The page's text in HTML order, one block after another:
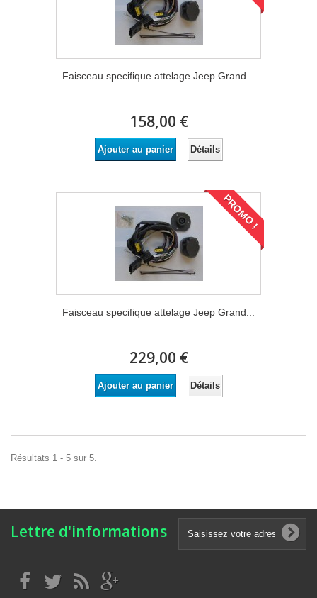
Faisceau specifique attelage Jeep Grand...
158,00 €
Ajouter au panier Détails
PROMO !
Faisceau specifique attelage Jeep Grand...
229,00 €
Ajouter au panier Détails
Résultats 1 - 5 sur 5.
Lettre d'informations